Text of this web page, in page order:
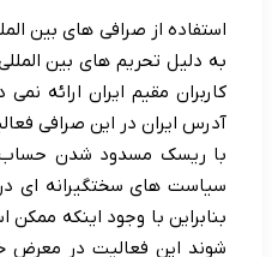
استفاده از صرافی های بین
به دلیل تحریم های بین
کاربران مقیم ایران ارائه
با ریسک مسدود شدن حساب و
سیاست های سختگیرانه ای در
بنابراین با وجود اینکه
شوند این فعالیت در معرض